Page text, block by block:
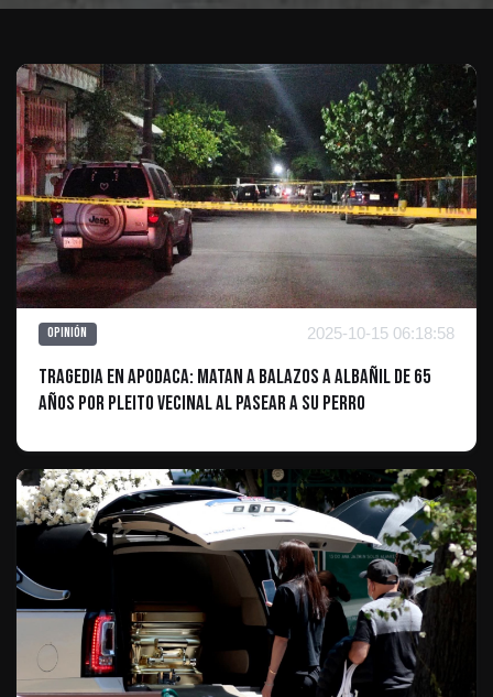
Opinión 2025-10-15 06:18:58
Tragedia en Apodaca: Matan a balazos a albañil de 65
años por pleito vecinal al pasear a su perro